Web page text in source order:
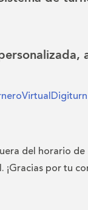
del horario de
por tu